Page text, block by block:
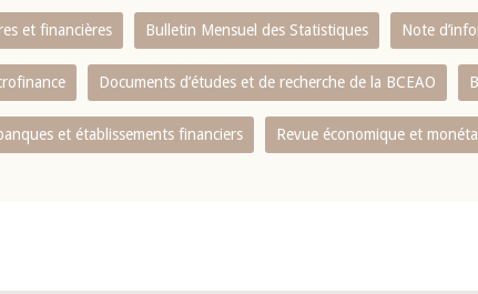
et financières Bulletin Mensuel des Statistiques Note
Documents d’études et de recherche de la BCEAO
et établissements financiers Revue économique et